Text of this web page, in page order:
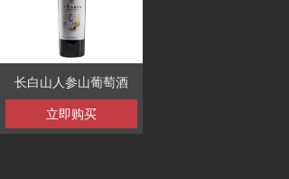
长白山人参山葡萄酒
立即购买